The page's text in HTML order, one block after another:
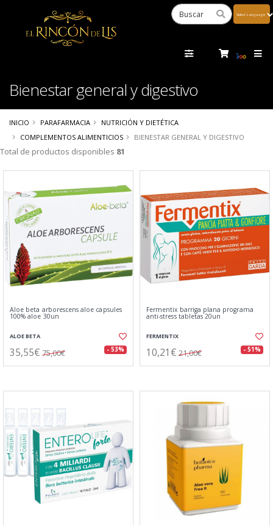
Bienestar general y digestivo
INICIO PARAFARMACIA
NUTRICIÓN Y DIETÉTICA
COMPLEMENTOS ALIMENTICIOS
BIENESTAR GENERAL Y DIGESTIVO
Total de productos disponibles 81
Aloe beta arborescens aloe capsules
100% aloe 30un
ALOE BETA
35,55€ 75,00€ - 53%
Fermentix barriga plana programa
anti-stress tabletas 20un
FERMENTIX
10,21€ 21,00€ - 51%